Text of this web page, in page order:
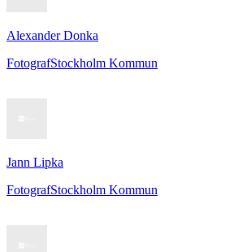
Alexander Donka
FotografStockholm Kommun
Jann Lipka
FotografStockholm Kommun